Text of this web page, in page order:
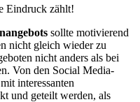
Eindruck zählt!
sollte motivierend
nicht gleich wieder zu
nicht anders als bei
Von den Social Media-
interessanten
und geteilt werden, als